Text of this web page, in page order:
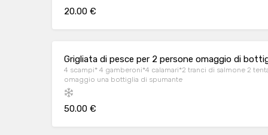
20.00 €
Grigliata di pesce per 2 persone omaggio di
4 scampi* 4 gamberoni*4 calamari*2 tranci di salmone 2 tentacoli polpo*con contorno di patate al forno in
omaggio una bottiglia di spumante
50.00 €